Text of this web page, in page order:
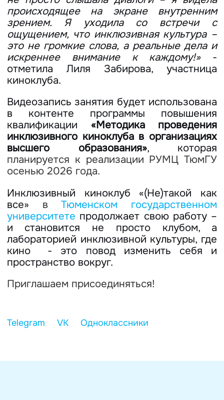
происходящее на экране внутренним
зрением. Я уходила со встречи с
ощущением, что инклюзивная культура –
это не громкие слова, а реальные дела и
искреннее внимание к каждому!»-
отметила Лиля Забирова, участница
киноклуба.
Видеозапись занятия будет использована
в контенте программы повышения
квалификации «Методика проведения
инклюзивного киноклуба в организациях
высшего образования», которая
планируется к реализации РУМЦ ТюмГУ
осенью 2026 года.
Инклюзивный киноклуб «(Не)такой как
все» вТюменском государственном
университете продолжает свою работу –
и становится не просто клубом, а
лабораторией инклюзивной культуры, где
кино - это повод изменить себя и
пространство вокруг.
Приглашаем присоединяться!